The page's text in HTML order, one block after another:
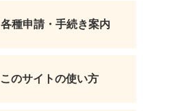
各種申請・手続き案内
このサイトの使い方